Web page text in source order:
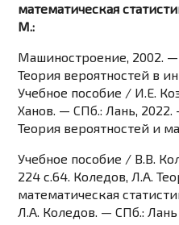
математическая
М.:
Машиностроение, 2002. —
Теория вероятностей в
Учебное пособие / И.Е.
Ханов. — СПб.: Лань, 2022.
Теория вероятностей и
Учебное пособие / В.В.
224 c.64. Коледов, Л.А.
математическая
Л.А. Коледов. — СПб.: